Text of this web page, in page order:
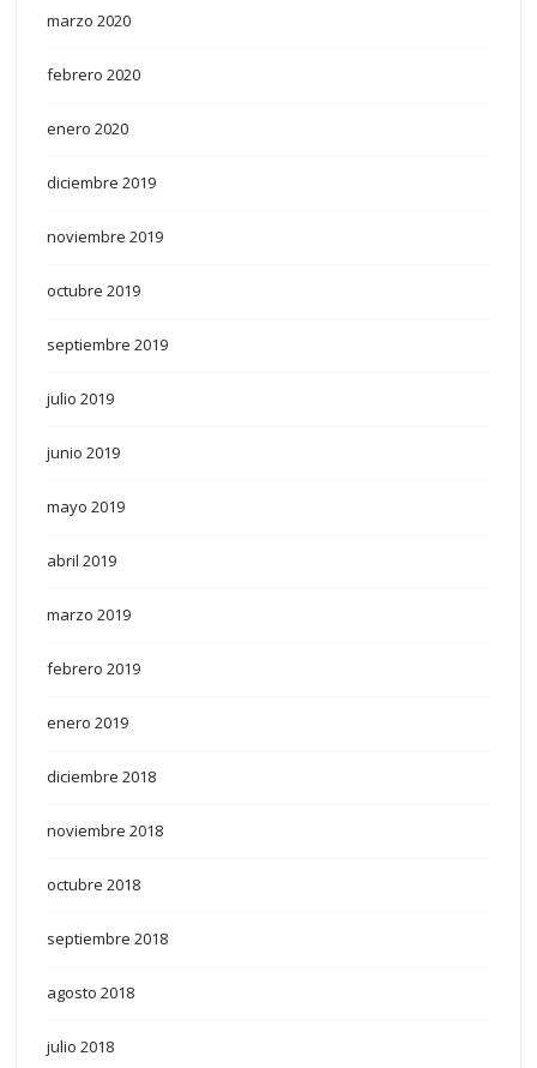
marzo 2020
febrero 2020
enero 2020
diciembre 2019
noviembre 2019
octubre 2019
septiembre 2019
julio 2019
junio 2019
mayo 2019
abril 2019
marzo 2019
febrero 2019
enero 2019
diciembre 2018
noviembre 2018
octubre 2018
septiembre 2018
agosto 2018
julio 2018